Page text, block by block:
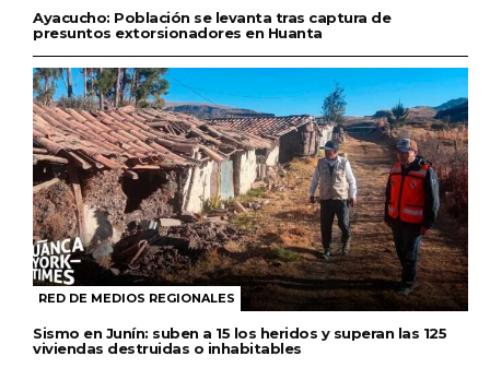
Ayacucho: Población se levanta tras captura de
presuntos extorsionadores en Huanta
RED DE MEDIOS REGIONALES
Sismo en Junín: suben a 15 los heridos y superan las 125
viviendas destruidas o inhabitables